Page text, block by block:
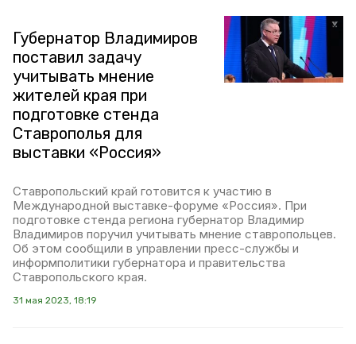
Губернатор Владимиров
поставил задачу
учитывать мнение
жителей края при
подготовке стенда
Ставрополья для
выставки «Россия»
Ставропольский край готовится к участию в
Международной выставке-форуме «Россия». При
подготовке стенда региона губернатор Владимир
Владимиров поручил учитывать мнение ставропольцев.
Об этом сообщили в управлении пресс-службы и
информполитики губернатора и правительства
Ставропольского края.
31 мая 2023, 18:19